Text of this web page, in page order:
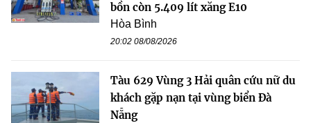
bồn còn 5.409 lít xăng E10
Hòa Bình
20:02 08/08/2026
Tàu 629 Vùng 3 Hải quân cứu nữ du
khách gặp nạn tại vùng biển Đà
Nẵng